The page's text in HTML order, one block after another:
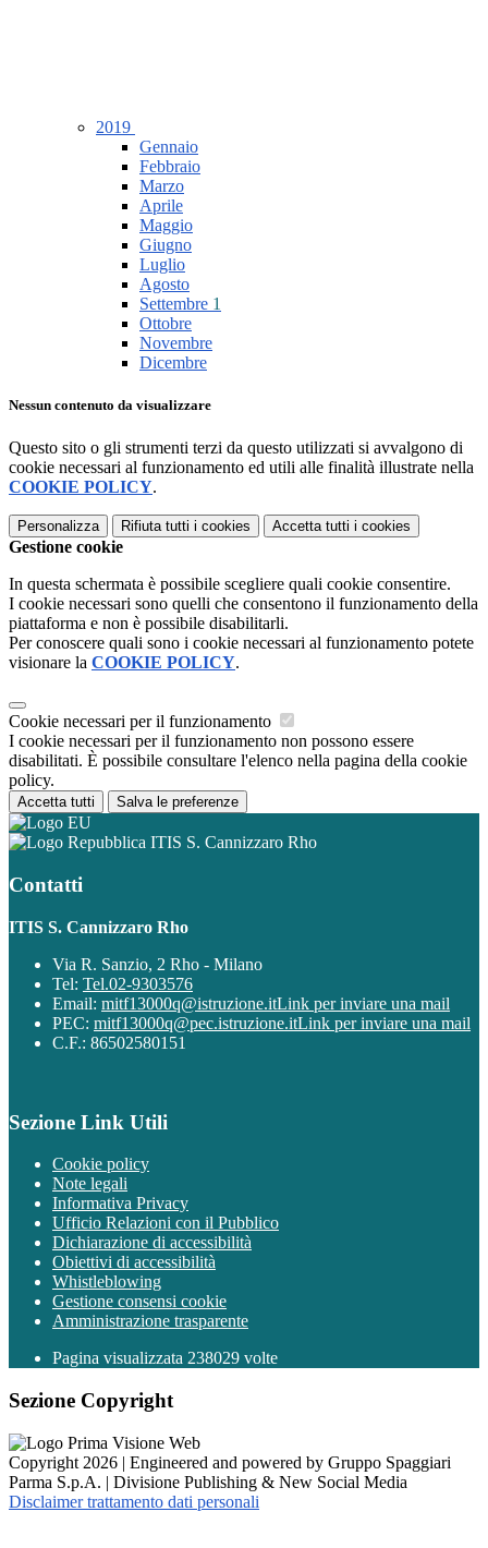
2019
Gennaio
Febbraio
Marzo
Aprile
Maggio
Giugno
Luglio
Agosto
Settembre 1
Ottobre
Novembre
Dicembre
Nessun contenuto da visualizzare
Questo sito o gli strumenti terzi da questo utilizzati si avvalgono di
cookie necessari al funzionamento ed utili alle finalità illustrate nella
COOKIE POLICY.
Personalizza Rifiuta tutti i cookies Accetta tutti i cookies
Gestione cookie
In questa schermata è possibile scegliere quali cookie consentire.
I cookie necessari sono quelli che consentono il funzionamento della
piattaforma e non è possibile disabilitarli.
Per conoscere quali sono i cookie necessari al funzionamento potete
visionare la COOKIE POLICY.
Cookie necessari per il funzionamento
I cookie necessari per il funzionamento non possono essere
disabilitati. È possibile consultare l'elenco nella pagina della cookie
policy.
Accetta tutti Salva le preferenze
ITIS S. Cannizzaro Rho
Contatti
ITIS S. Cannizzaro Rho
Via R. Sanzio, 2 Rho - Milano
Tel: Tel.02-9303576
Email: mitf13000q@istruzione.itLink per inviare una mail
PEC: mitf13000q@pec.istruzione.itLink per inviare una mail
C.F.: 86502580151
Sezione Link Utili
Cookie policy
Note legali
Informativa Privacy
Ufficio Relazioni con il Pubblico
Dichiarazione di accessibilità
Obiettivi di accessibilità
Whistleblowing
Gestione consensi cookie
Amministrazione trasparente
Pagina visualizzata 238029 volte
Sezione Copyright
Copyright 2026 | Engineered and powered by Gruppo Spaggiari
Parma S.p.A. | Divisione Publishing & New Social Media
Disclaimer trattamento dati personali